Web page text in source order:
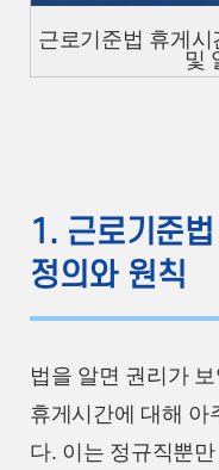
근로기준법 휴게
및
1. 근로기준
정의와 원칙
법을 알면 권리가
휴게시간에 대해 아
다. 이는 정규직뿐